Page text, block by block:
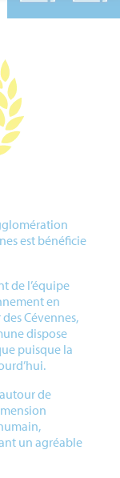
est bénéficie
de l’équipe
en
Cévennes,
dispose
puisque la
de
un agréable